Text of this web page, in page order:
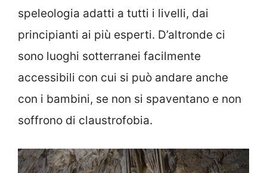
speleologia adatti a tutti i livelli, dai
principianti ai più esperti. D’altronde ci
sono luoghi sotterranei facilmente
accessibili con cui si può andare anche
con i bambini, se non si spaventano e non
soffrono di claustrofobia.